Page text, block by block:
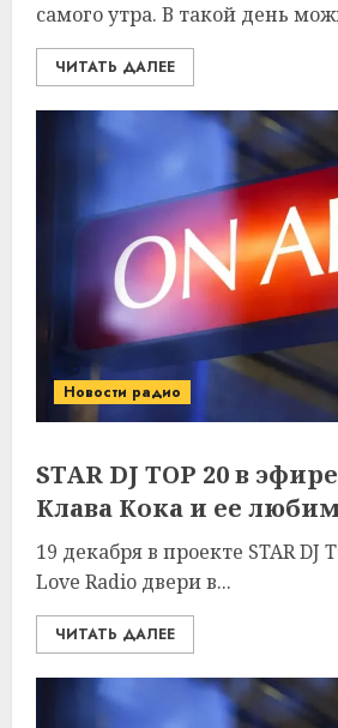
самого утра. В такой день
ЧИТАТЬ ДАЛЕЕ
Новости радио
STAR DJ TOP 20 в
Клава Кока и еe
19 декабря в проекте STAR DJ
Love Radio двери в...
ЧИТАТЬ ДАЛЕЕ